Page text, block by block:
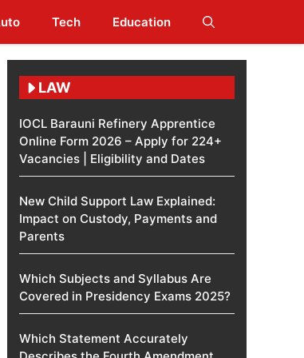
Tech Education
LAW
IOCL Barauni Refinery Apprentice
Online Form 2026 – Apply for 224+
Vacancies | Eligibility and Dates
New Child Support Law Explained:
Impact on Custody, Payments and
Parents
Which Subjects and Syllabus Are
Covered in Presidency Exams 2025?
Which Statement Accurately